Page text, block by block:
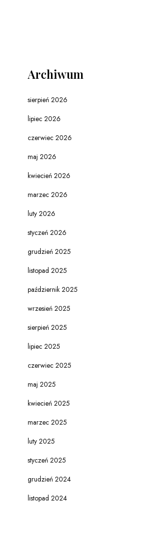
Archiwum
sierpień 2026
lipiec 2026
czerwiec 2026
maj 2026
kwiecień 2026
marzec 2026
luty 2026
styczeń 2026
grudzień 2025
listopad 2025
październik 2025
wrzesień 2025
sierpień 2025
lipiec 2025
czerwiec 2025
maj 2025
kwiecień 2025
marzec 2025
luty 2025
styczeń 2025
grudzień 2024
listopad 2024